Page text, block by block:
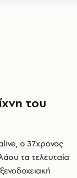
του
ο 37χρονος
τα τελευταία